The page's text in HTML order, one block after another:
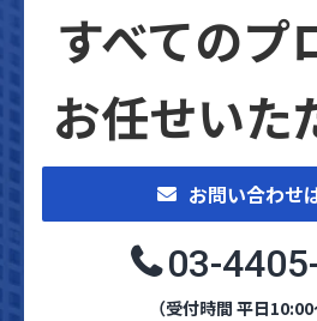
すべてのプ
お任せいた
お問い合わせ
03-
（受付時間 平日10:00